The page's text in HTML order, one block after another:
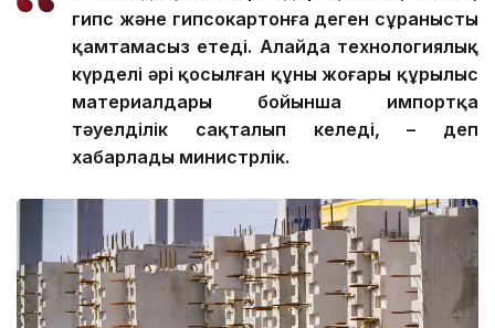
гипс және гипсокартонға деген сұранысты
қамтамасыз етеді. Алайда технологиялық
күрделі әрі қосылған құны жоғары құрылыс
материалдары бойынша импортқа
тәуелділік сақталып келеді, – деп
хабарлады министрлік.